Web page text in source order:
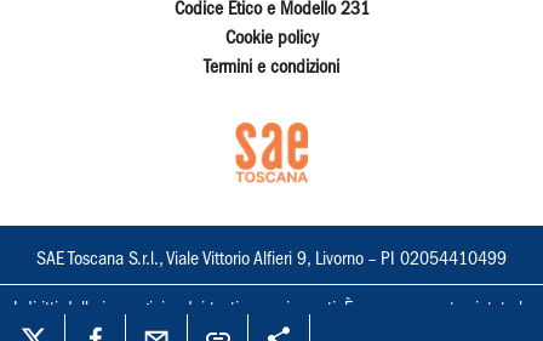
Codice Etico e Modello 231
Cookie policy
Termini e condizioni
SAE Toscana S.r.l., Viale Vittorio Alfieri 9, Livorno – PI 02054410499
I diritti delle immagini e dei testi sono riservati. È espressamente vietata la